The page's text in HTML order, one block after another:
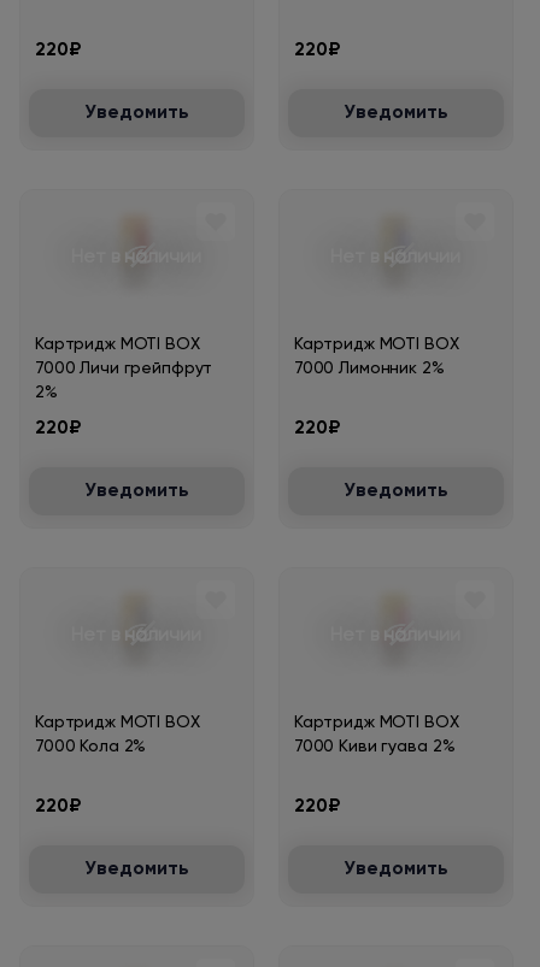
220₽
Уведомить
220₽
Уведомить
Нет в наличии
Картридж MOTI BOX
7000 Личи грейпфрут
2%
220₽
Уведомить
Нет в наличии
Картридж MOTI BOX
7000 Лимонник 2%
220₽
Уведомить
Нет в наличии
Картридж MOTI BOX
7000 Кола 2%
220₽
Уведомить
Нет в наличии
Картридж MOTI BOX
7000 Киви гуава 2%
220₽
Уведомить